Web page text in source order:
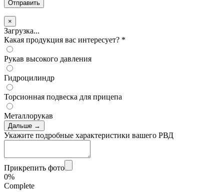
×
Загрузка...
Какая продукция вас интересует? *
Рукав высокого давления
Гидроцилиндр
Торсионная подвеска для прицепа
Металлорукав
Дальше →
Укажите подробные характеристики вашего РВД
Прикрепить фото
0%
Complete